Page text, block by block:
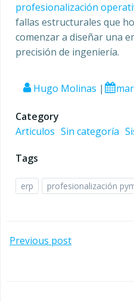
profesionalización
fallas estructurales que
comenzar a diseñar una
precisión de ingeniería.
Hugo Molinas |
Category
Articulos Sin categoría
Tags
erp profesionalización
Navegación
Previous post